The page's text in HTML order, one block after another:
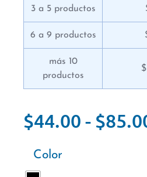
3 a 5 productos
6 a 9 productos
más 10
productos
$44.00 - $
Color